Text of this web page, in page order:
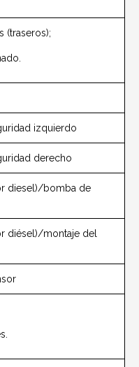
(traseros);
izquierdo
derecho
diesel)/bomba de
diésel)/montaje del